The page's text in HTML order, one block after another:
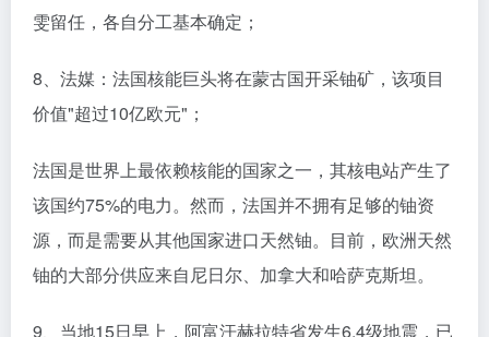
雯留任，各自分工基本确定；
8、法媒：法国核能巨头将在蒙古国开采铀矿，该项目
价值"超过10亿欧元"；
法国是世界上最依赖核能的国家之一，其核电站产生了
该国约75%的电力。然而，法国并不拥有足够的铀资
源，而是需要从其他国家进口天然铀。目前，欧洲天然
铀的大部分供应来自尼日尔、加拿大和哈萨克斯坦。
9、当地15日早上，阿富汗赫拉特省发生6.4级地震，已